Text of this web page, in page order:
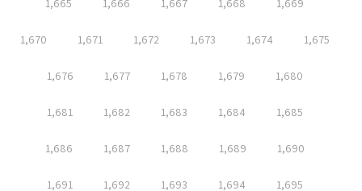
1,665 1,666 1,667 1,668 1,669
1,670 1,671 1,672 1,673 1,674 1,675
1,676 1,677 1,678 1,679 1,680
1,681 1,682 1,683 1,684 1,685
1,686 1,687 1,688 1,689 1,690
1,691 1,692 1,693 1,694 1,695